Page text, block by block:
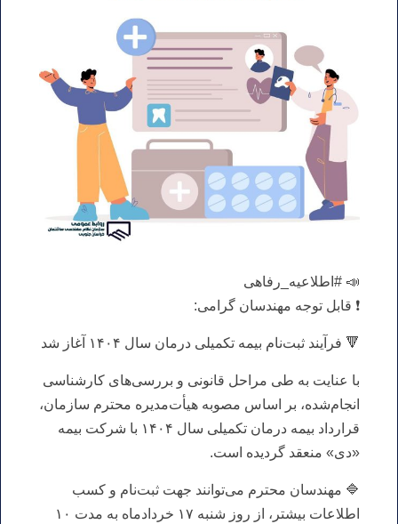
📣 #اطلاعیه_رفاهی
❗️ قابل توجه مهندسان گرامی:
🔻 فرآیند ثبت‌نام بیمه تکمیلی درمان سال ۱۴۰۴ آغاز شد
با عنایت به طی مراحل قانونی و بررسی‌های کارشناسی
انجام‌شده، بر اساس مصوبه هیأت‌مدیره محترم سازمان،
قرارداد بیمه درمان تکمیلی سال ۱۴۰۴ با شرکت بیمه
«دی» منعقد گردیده است.
🔷 مهندسان محترم می‌توانند جهت ثبت‌نام و کسب
اطلاعات بیشتر، از روز شنبه ۱۷ خردادماه به مدت ۱۰